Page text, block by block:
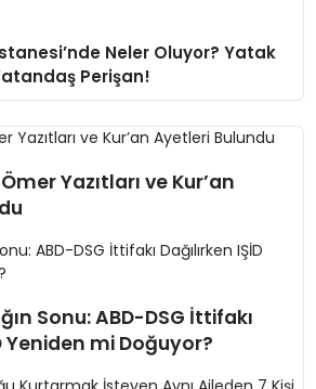
Neler Oluyor? Yatak
Perişan!
Yazıtları ve Kur’an
Sonu: ABD-DSG İttifakı
Yeniden mi Doğuyor?